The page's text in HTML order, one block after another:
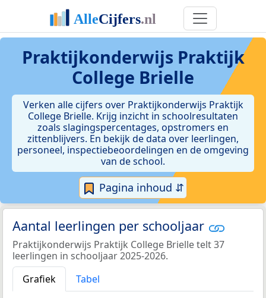
Praktijkonderwijs Praktijk
College Brielle
Verken alle cijfers over Praktijkonderwijs Praktijk
College Brielle. Krijg inzicht in schoolresultaten
zoals slagingspercentages, opstromers en
zittenblijvers. En bekijk de data over leerlingen,
personeel, inspectiebeoordelingen en de omgeving
van de school.
Pagina inhoud ⇵
Aantal leerlingen per schooljaar
Praktijkonderwijs Praktijk College Brielle telt 37
leerlingen in schooljaar 2025-2026.
Grafiek
Tabel